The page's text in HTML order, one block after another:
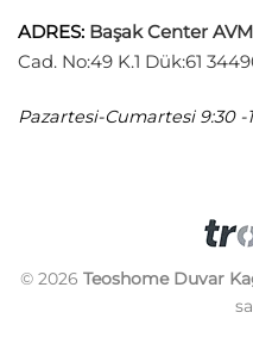
ADRES: Başak Center AVM
Cad. No:49 K.1 Dük:61
Pazartesi-Cumartesi 9:30 -
© 2026 Teoshome Duvar